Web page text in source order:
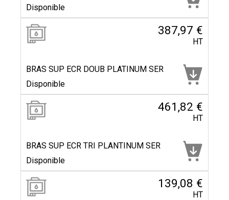
Disponible
387,97 €
HT
BRAS SUP ECR DOUB PLATINUM SER
Disponible
461,82 €
HT
BRAS SUP ECR TRI PLANTINUM SER
Disponible
139,08 €
HT